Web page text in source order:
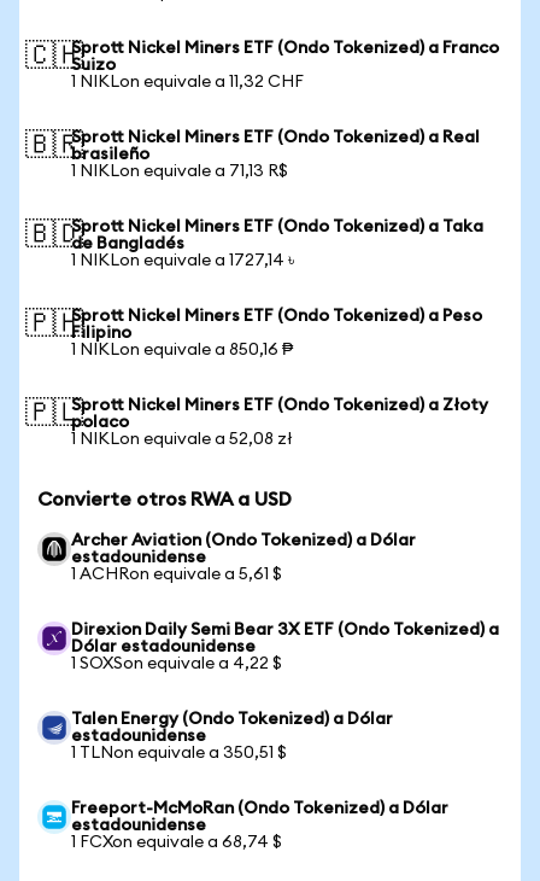
🇨🇭Sprott Nickel Miners ETF (Ondo Tokenized) a Franco
Suizo
1 NIKLon equivale a 11,32 CHF
🇧🇷Sprott Nickel Miners ETF (Ondo Tokenized) a Real
brasileño
1 NIKLon equivale a 71,13 R$
🇧🇩Sprott Nickel Miners ETF (Ondo Tokenized) a Taka
de Bangladés
1 NIKLon equivale a 1727,14 ৳
🇵🇭Sprott Nickel Miners ETF (Ondo Tokenized) a Peso
Filipino
1 NIKLon equivale a 850,16 ₱
🇵🇱Sprott Nickel Miners ETF (Ondo Tokenized) a Złoty
polaco
1 NIKLon equivale a 52,08 zł
Convierte otros RWA a USD
Archer Aviation (Ondo Tokenized) a Dólar
estadounidense
1 ACHRon equivale a 5,61 $
Direxion Daily Semi Bear 3X ETF (Ondo Tokenized) a
Dólar estadounidense
1 SOXSon equivale a 4,22 $
Talen Energy (Ondo Tokenized) a Dólar
estadounidense
1 TLNon equivale a 350,51 $
Freeport-McMoRan (Ondo Tokenized) a Dólar
estadounidense
1 FCXon equivale a 68,74 $